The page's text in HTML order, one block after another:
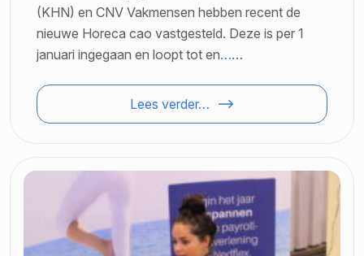
(KHN) en CNV Vakmensen hebben recent de
nieuwe Horeca cao vastgesteld. Deze is per 1
januari ingegaan en loopt tot en……
Lees verder…